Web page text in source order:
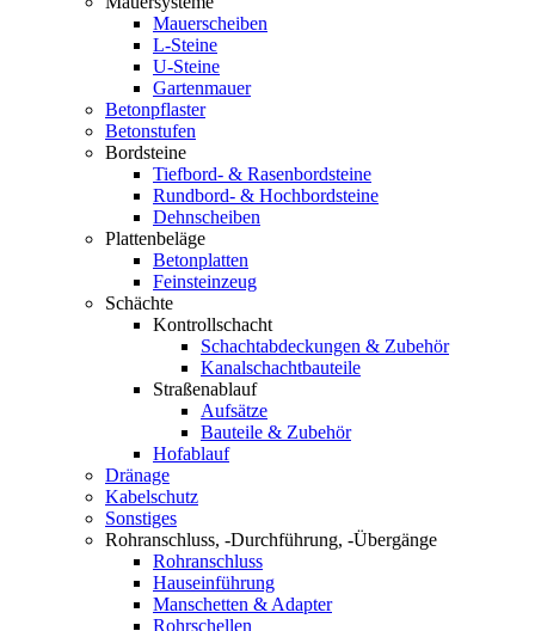
Mauerscheiben
L-Steine
U-Steine
Gartenmauer
Betonpflaster
Betonstufen
Bordsteine
Tiefbord- & Rasenbordsteine
Rundbord- & Hochbordsteine
Dehnscheiben
Plattenbeläge
Betonplatten
Feinsteinzeug
Schächte
Kontrollschacht
Schachtabdeckungen & Zubehör
Kanalschachtbauteile
Straßenablauf
Aufsätze
Bauteile & Zubehör
Hofablauf
Dränage
Kabelschutz
Sonstiges
Rohranschluss, -Durchführung, -Übergänge
Rohranschluss
Hauseinführung
Manschetten & Adapter
Rohrschellen